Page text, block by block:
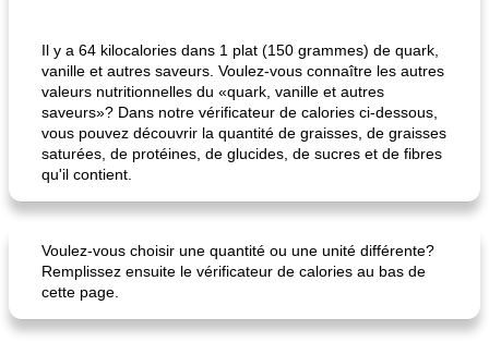
Il y a 64 kilocalories dans 1 plat (150 grammes) de quark,
vanille et autres saveurs. Voulez-vous connaître les autres
valeurs nutritionnelles du «quark, vanille et autres
saveurs»? Dans notre vérificateur de calories ci-dessous,
vous pouvez découvrir la quantité de graisses, de graisses
saturées, de protéines, de glucides, de sucres et de fibres
qu'il contient.
Voulez-vous choisir une quantité ou une unité différente?
Remplissez ensuite le vérificateur de calories au bas de
cette page.